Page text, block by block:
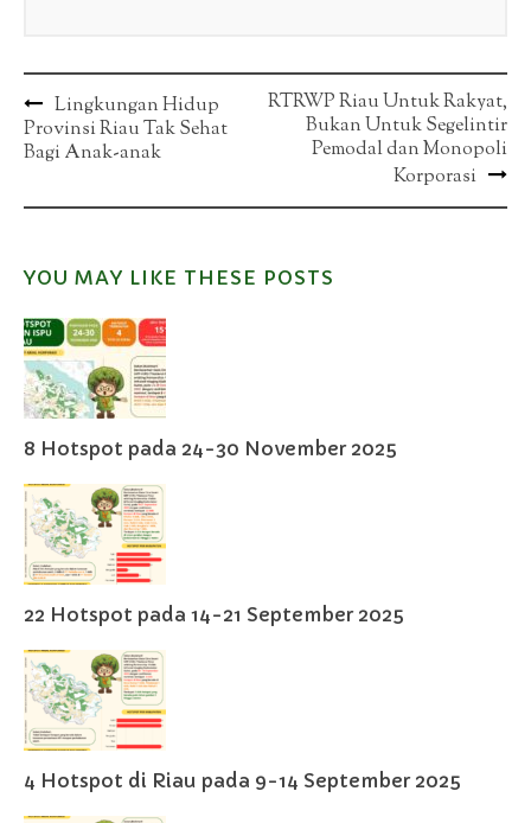
Post
navigation
Lingkungan Hidup
Provinsi Riau Tak Sehat
Bagi Anak-anak
RTRWP Riau Untuk Rakyat,
Bukan Untuk Segelintir
Pemodal dan Monopoli
Korporasi
YOU MAY LIKE THESE POSTS
8 Hotspot pada 24-30 November 2025
22 Hotspot pada 14-21 September 2025
4 Hotspot di Riau pada 9-14 September 2025